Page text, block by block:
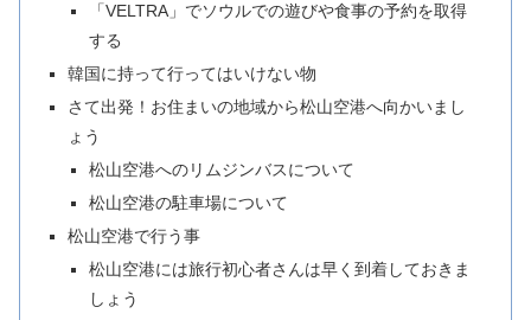
「VELTRA」でソウルでの遊びや食事の予約を取得
する
韓国に持って行ってはいけない物
さて出発！お住まいの地域から松山空港へ向かいまし
ょう
松山空港へのリムジンバスについて
松山空港の駐車場について
松山空港で行う事
松山空港には旅行初心者さんは早く到着しておきま
しょう